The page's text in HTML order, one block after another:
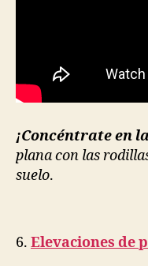
¡Concéntrate en
plana con las
suelo.
6. Elevaciones de